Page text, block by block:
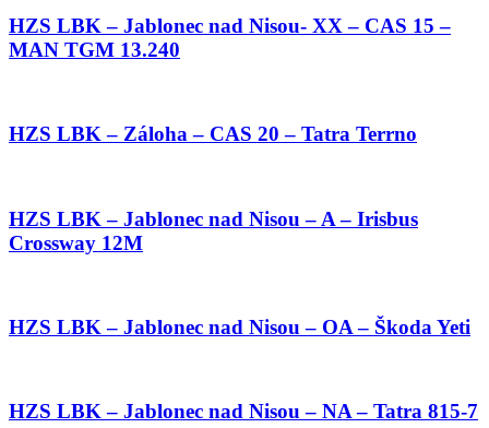
HZS LBK – Jablonec nad Nisou- XX – CAS 15 –
MAN TGM 13.240
HZS LBK – Záloha – CAS 20 – Tatra Terrno
HZS LBK – Jablonec nad Nisou – A – Irisbus
Crossway 12M
HZS LBK – Jablonec nad Nisou – OA – Škoda Yeti
HZS LBK – Jablonec nad Nisou – NA – Tatra 815-7